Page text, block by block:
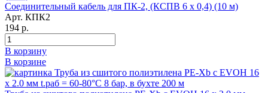
Соединительный кабель для ПК-2, (КСПВ 6 х 0,4) (10 м)
Арт. КПК2
194 р.
В корзину
В корзине